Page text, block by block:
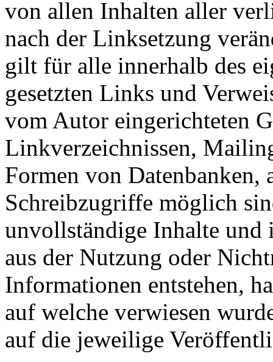
von allen Inhalten aller
nach der Linksetzung
gilt für alle innerhalb des
gesetzten Links und
vom Autor eingerichteten
Linkverzeichnissen,
Formen von Datenbanken,
Schreibzugriffe möglich
unvollständige Inhalte und
aus der Nutzung oder
Informationen entstehen,
auf welche verwiesen
auf die jeweilige